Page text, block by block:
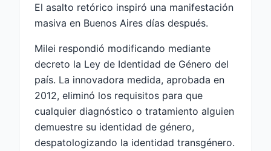
El asalto retórico inspiró una manifestación
masiva en Buenos Aires días después.
Milei respondió modificando mediante
decreto la Ley de Identidad de Género del
país. La innovadora medida, aprobada en
2012, eliminó los requisitos para que
cualquier diagnóstico o tratamiento alguien
demuestre su identidad de género,
despatologizando la identidad transgénero.